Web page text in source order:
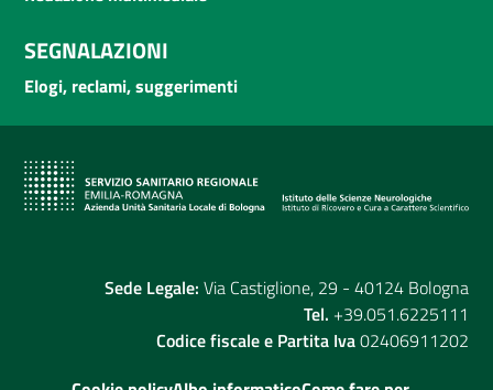
SEGNALAZIONI
Elogi, reclami, suggerimenti
Sede Legale: Via Castiglione, 29 - 40124 Bologna
Tel. +39.051.6225111
Codice fiscale e Partita Iva02406911202